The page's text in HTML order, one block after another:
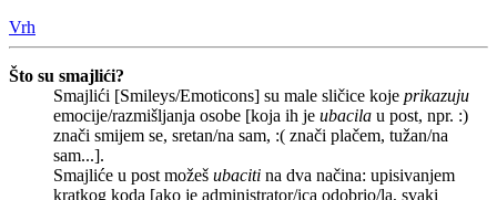
Vrh
Što su smajlići?
Smajlići [Smileys/Emoticons] su male sličice koje prikazuju
emocije/razmišljanja osobe [koja ih je ubacila u post, npr. :)
znači smijem se, sretan/na sam, :( znači plačem, tužan/na
sam...].
Smajliće u post možeš ubaciti na dva načina: upisivanjem
kratkog koda [ako je administrator/ica odobrio/la, svaki